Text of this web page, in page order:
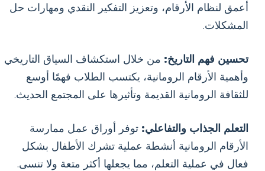
أعمق لنظام الأرقام، وتعزيز التفكير النقدي ومهارات حل
المشكلات.
تحسين فهم التاريخ: من خلال استكشاف السياق التاريخي
وأهمية الأرقام الرومانية، يكتسب الطلاب فهمًا أوسع
للثقافة الرومانية القديمة وتأثيرها على المجتمع الحديث.
التعلم الجذاب والتفاعلي: توفر أوراق عمل ممارسة
الأرقام الرومانية أنشطة عملية تشرك الأطفال بشكل
فعال في عملية التعلم، مما يجعلها أكثر متعة ولا تنسى.